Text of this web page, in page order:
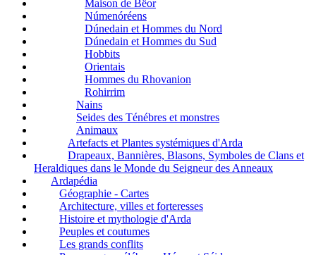
Maison de Bëor
Númenóréens
Dúnedain et Hommes du Nord
Dúnedain et Hommes du Sud
Hobbits
Orientais
Hommes du Rhovanion
Rohirrim
Nains
Seides des Ténébres et monstres
Animaux
Artefacts et Plantes systémiques d'Arda
Drapeaux, Bannières, Blasons, Symboles de Clans et
Heraldiques dans le Monde du Seigneur des Anneaux
Ardapédia
Géographie - Cartes
Architecture, villes et forteresses
Histoire et mythologie d'Arda
Peuples et coutumes
Les grands conflits